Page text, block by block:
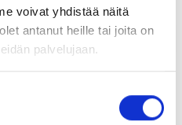
voivat yhdistää näitä
antanut heille tai joita on
palvelujaan.
Seulahylsy